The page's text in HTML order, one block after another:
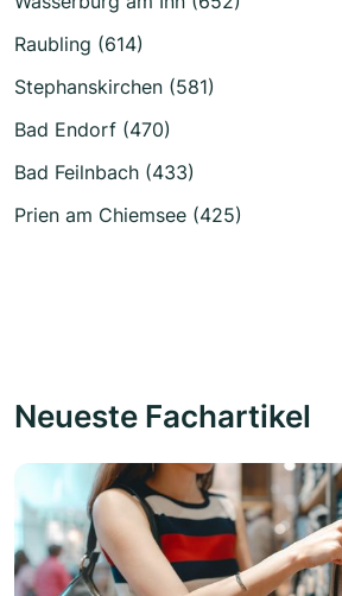
Raubling (614)
Stephanskirchen (581)
Bad Endorf (470)
Bad Feilnbach (433)
Prien am Chiemsee (425)
Neueste Fachartikel